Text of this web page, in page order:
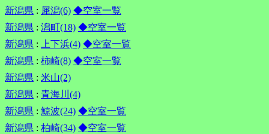
新潟県 : 犀潟(6) ◆空室一覧
新潟県 : 潟町(18) ◆空室一覧
新潟県 : 上下浜(4) ◆空室一覧
新潟県 : 柿崎(8) ◆空室一覧
新潟県 : 米山(2)
新潟県 : 青海川(4)
新潟県 : 鯨波(24) ◆空室一覧
新潟県 : 柏崎(34) ◆空室一覧